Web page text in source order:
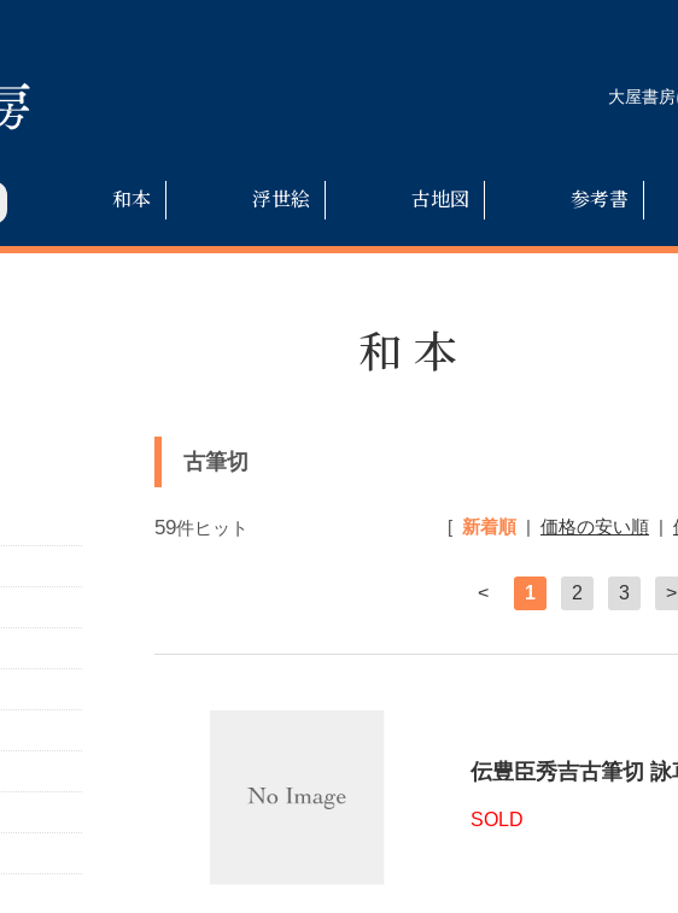
大屋書
和本 浮世絵 古地図 参考書
和本
古筆切
59件ヒット [ 新着順 | 価格の安い順 |
< 1 2 3 >
伝豊臣秀吉古筆切
SOLD